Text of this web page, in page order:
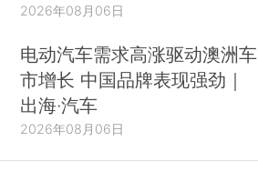
2026年08月06日
电动汽车需求高涨驱动澳洲车
市增长 中国品牌表现强劲｜
出海·汽车
2026年08月06日